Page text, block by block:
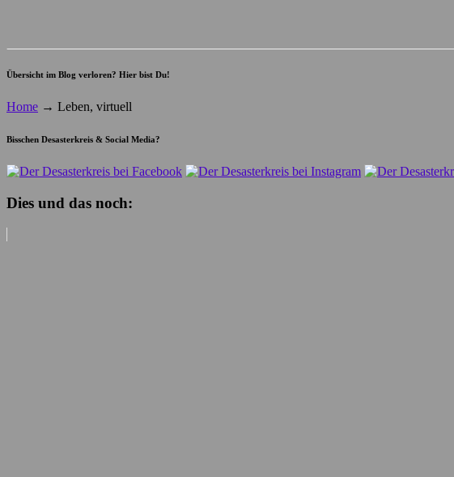
Übersicht im Blog verloren? Hier bist Du!
Home → Leben, virtuell
Bisschen Desasterkreis & Social Media?
Dies und das noch: